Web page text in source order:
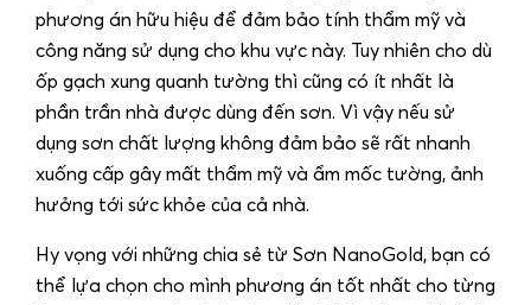
phương án hữu hiệu để đảm bảo tính thẩm mỹ và
công năng sử dụng cho khu vực này. Tuy nhiên cho dù
ốp gạch xung quanh tường thì cũng có ít nhất là
phần trần nhà được dùng đến sơn. Vì vậy nếu sử
dụng sơn chất lượng không đảm bảo sẽ rất nhanh
xuống cấp gây mất thẩm mỹ và ẩm mốc tường, ảnh
hưởng tới sức khỏe của cả nhà.
Hy vọng với những chia sẻ từ Sơn NanoGold, bạn có
thể lựa chọn cho mình phương án tốt nhất cho từng